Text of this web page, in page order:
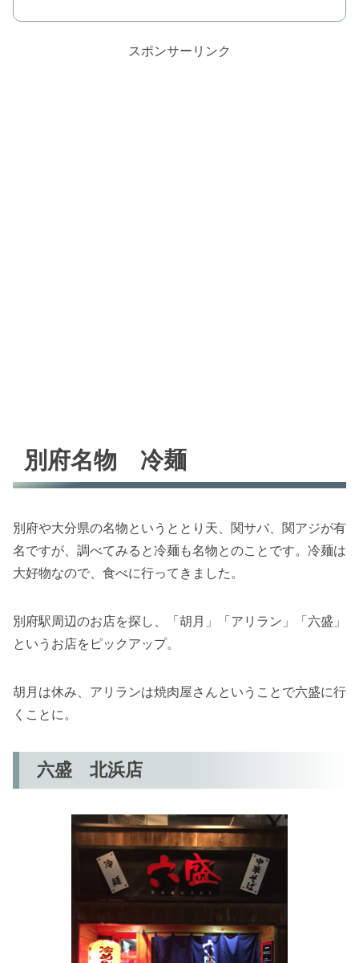
スポンサーリンク
別府名物 冷麺
別府や大分県の名物というととり天、関サバ、関アジが有
名ですが、調べてみると冷麺も名物とのことです。冷麺は
大好物なので、食べに行ってきました。
別府駅周辺のお店を探し、「胡月」「アリラン」「六盛」
というお店をピックアップ。
胡月は休み、アリランは焼肉屋さんということで六盛に行
くことに。
六盛 北浜店